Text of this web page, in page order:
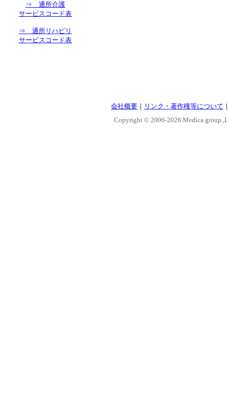
⇒ 通所介護
サービスコード表
⇒ 通所リハビリ
サービスコード表
会社概要 ｜ リンク・著作権等について
Copyright © 2006-2026 Medica